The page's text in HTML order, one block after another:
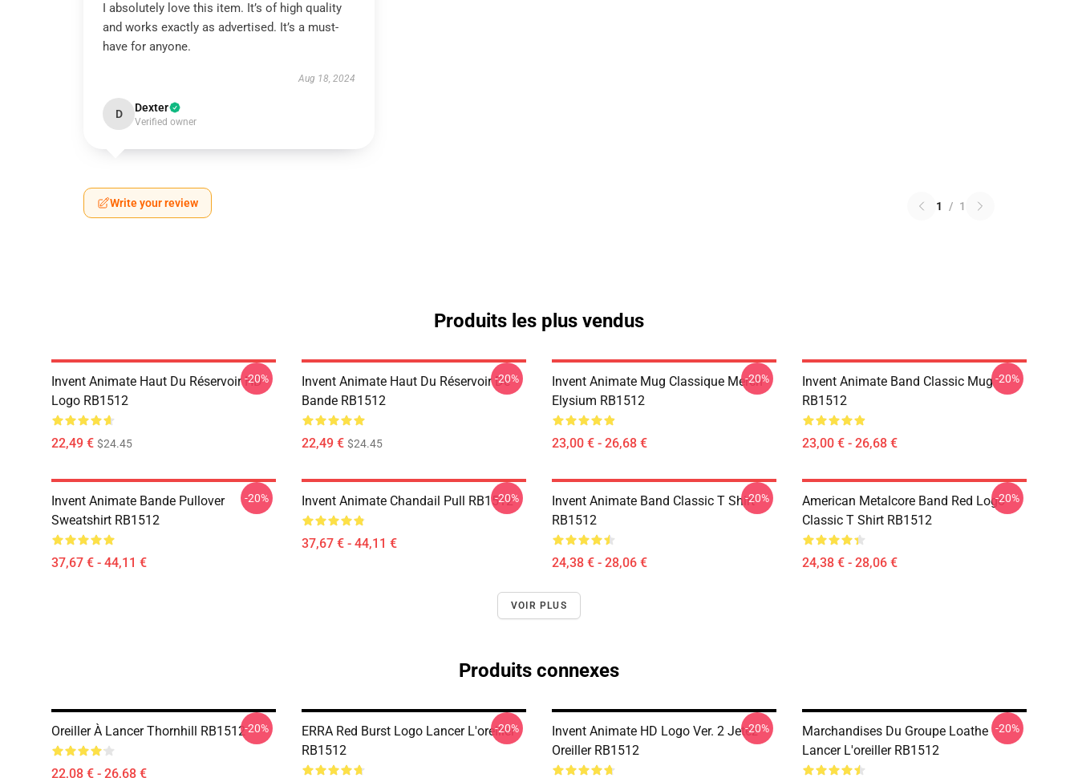
I absolutely love this item. It’s of high quality
and works exactly as advertised. It’s a must-
have for anyone.
Aug 18, 2024
D Dexter
Verified owner
Write your review 1 / 1
Produits les plus vendus
Invent Animate Haut Du Réservoir HD
Logo RB1512
22,49 € $24.45
-20%
Invent Animate Haut Du Réservoir De
Bande RB1512
22,49 € $24.45
-20%
Invent Animate Mug Classique Merch
Elysium RB1512
23,00 € - 26,68 €
-20%
Invent Animate Band Classic Mug
RB1512
23,00 € - 26,68 €
-20%
Invent Animate Bande Pullover
Sweatshirt RB1512
37,67 € - 44,11 €
-20% Invent Animate Chandail Pull RB1512
37,67 € - 44,11 €
-20%
Invent Animate Band Classic T Shirt
RB1512
24,38 € - 28,06 €
-20%
American Metalcore Band Red Logo
Classic T Shirt RB1512
24,38 € - 28,06 €
-20%
VOIR PLUS
Produits connexes
Oreiller À Lancer Thornhill RB1512
22,08 € - 26,68 €
-20%
ERRA Red Burst Logo Lancer L'oreiller
RB1512
-20%
Invent Animate HD Logo Ver. 2 Jetez
Oreiller RB1512
-20%
Marchandises Du Groupe Loathe
Lancer L'oreiller RB1512
-20%